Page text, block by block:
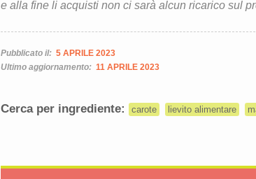
e alla fine li acquisti non ci sarà alcun ricarico sul
Pubblicato il: 5 APRILE 2023
Ultimo aggiornamento: 11 APRILE 2023
Cerca per ingrediente: carote lievito alimentare